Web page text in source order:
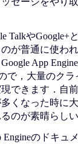
TalkやGoogle+
が普通に使わ
App
で，大量のクラ
できます．自
くなった時に
のが素晴らしい
のドキュ